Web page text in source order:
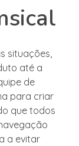
situações,
até a
de
para criar
que todos
a evitar